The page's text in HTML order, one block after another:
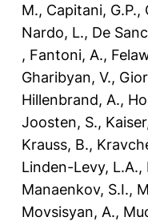
M., Capitani, G.P.,
Nardo, L., De
, Fantoni, A.,
Gharibyan, V.,
Hillenbrand, A.,
Joosten, S.,
Krauss, B.,
Linden-Levy, L.A.,
Manaenkov, S.I.,
Movsisyan, A.,